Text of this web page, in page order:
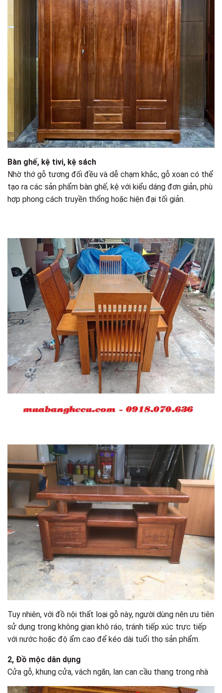
Bàn ghế, kệ tivi, kệ sách
Nhờ thớ gỗ tương đối đều và dễ chạm khắc, gỗ xoan có thể
tạo ra các sản phẩm bàn ghế, kệ với kiểu dáng đơn giản, phù
hợp phong cách truyền thống hoặc hiện đại tối giản.
Tuy nhiên, với đồ nội thất loại gỗ này, người dùng nên ưu tiên
sử dụng trong không gian khô ráo, tránh tiếp xúc trực tiếp
với nước hoặc độ ẩm cao để kéo dài tuổi thọ sản phẩm.
2, Đồ mộc dân dụng
Cửa gỗ, khung cửa, vách ngăn, lan can cầu thang trong nhà